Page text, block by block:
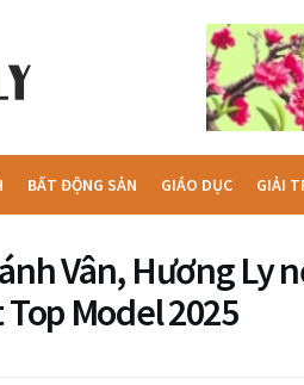
BẤT ĐỘNG SẢN GIÁO DỤC GIẢI
Vân, Hương Ly
Model 2025